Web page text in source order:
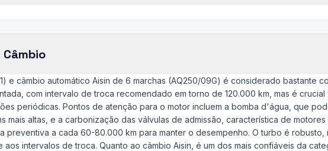
e câmbio automático Aisin de 6 marchas (AQ250/09G) é considerado bastante
com intervalo de troca recomendado em torno de 120.000 km, mas é
periódicas. Pontos de atenção para o motor incluem a bomba d'água, que
mais altas, e a carbonização das válvulas de admissão, característica de
preventiva a cada 60-80.000 km para manter o desempenho. O turbo é robusto,
intervalos de troca. Quanto ao câmbio Aisin, é um dos mais confiáveis da